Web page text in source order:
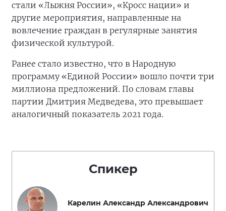
стали «Лыжня России», «Кросс нации» и
другие мероприятия, направленные на
вовлечение граждан в регулярные занятия
физической культурой.
Ранее стало известно, что в Народную
программу «Единой России» вошло почти три
миллиона предложений. По словам главы
партии Дмитрия Медведева, это превышает
аналогичный показатель 2021 года.
Спикер
Карелин Александр Александрович